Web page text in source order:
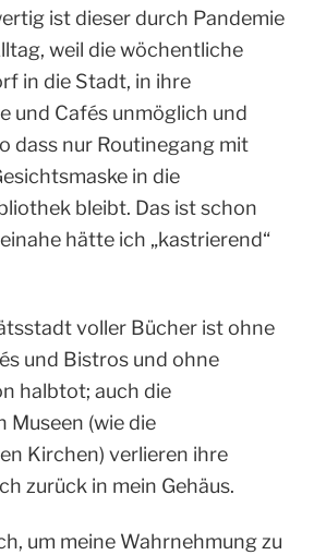
ist dieser durch Pandemie
weil die wöchentliche
in die Stadt, in ihre
und Cafés unmöglich und
dass nur Routinegang mit
in die
bleibt. Das ist schon
hätte ich „kastrierend“
voller Bücher ist ohne
und Bistros und ohne
halbtot; auch die
Museen (wie die
Kirchen) verlieren ihre
zurück in mein Gehäus.
um meine Wahrnehmung zu